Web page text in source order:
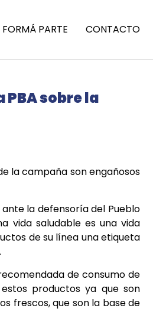
FORMÁ PARTE CONTACTO
PBA sobre la
la campaña son engañosos
la defensoría del Pueblo
vida saludable es una vida
de su línea una etiqueta
de consumo de
productos ya que son
frescos, que son la base de